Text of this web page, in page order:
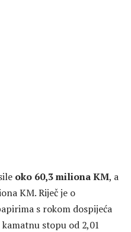
oko 60,3 miliona KM, a
KM. Riječ je o
s rokom dospijeća
stopu od 2,01